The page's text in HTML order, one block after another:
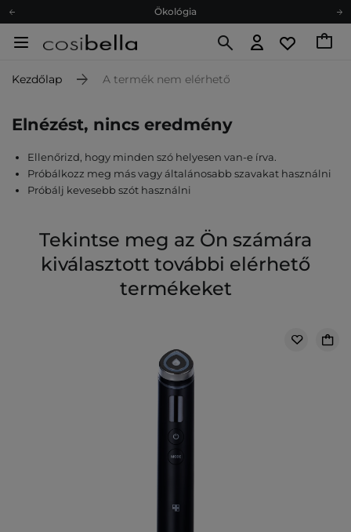
Ökológia
Hűségprogram
Ajándékkártya
Kezdőlap A termék nem elérhető
Elnézést, nincs eredmény
Ellenőrizd, hogy minden szó helyesen van-e írva.
Próbálkozz meg más vagy általánosabb szavakat használni
Próbálj kevesebb szót használni
Tekintse meg az Ön számára
kiválasztott további elérhető
termékeket